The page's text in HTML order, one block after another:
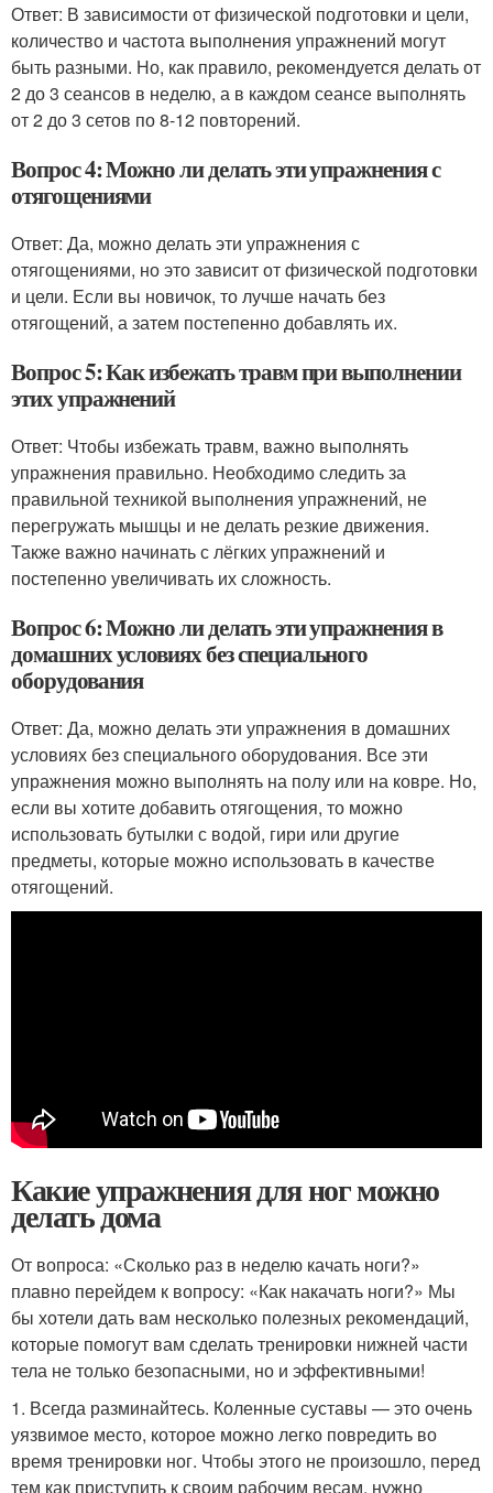
Ответ: В зависимости от физической подготовки и цели,
количество и частота выполнения упражнений могут
быть разными. Но, как правило, рекомендуется делать от
2 до 3 сеансов в неделю, а в каждом сеансе выполнять
от 2 до 3 сетов по 8-12 повторений.
Вопрос 4: Можно ли делать эти упражнения с
отягощениями
Ответ: Да, можно делать эти упражнения с
отягощениями, но это зависит от физической подготовки
и цели. Если вы новичок, то лучше начать без
отягощений, а затем постепенно добавлять их.
Вопрос 5: Как избежать травм при выполнении
этих упражнений
Ответ: Чтобы избежать травм, важно выполнять
упражнения правильно. Необходимо следить за
правильной техникой выполнения упражнений, не
перегружать мышцы и не делать резкие движения.
Также важно начинать с лёгких упражнений и
постепенно увеличивать их сложность.
Вопрос 6: Можно ли делать эти упражнения в
домашних условиях без специального
оборудования
Ответ: Да, можно делать эти упражнения в домашних
условиях без специального оборудования. Все эти
упражнения можно выполнять на полу или на ковре. Но,
если вы хотите добавить отягощения, то можно
использовать бутылки с водой, гири или другие
предметы, которые можно использовать в качестве
отягощений.
Какие упражнения для ног можно
делать дома
От вопроса: «Сколько раз в неделю качать ноги?»
плавно перейдем к вопросу: «Как накачать ноги?» Мы
бы хотели дать вам несколько полезных рекомендаций,
которые помогут вам сделать тренировки нижней части
тела не только безопасными, но и эффективными!
1. Всегда разминайтесь. Коленные суставы — это очень
уязвимое место, которое можно легко повредить во
время тренировки ног. Чтобы этого не произошло, перед
тем как приступить к своим рабочим весам, нужно